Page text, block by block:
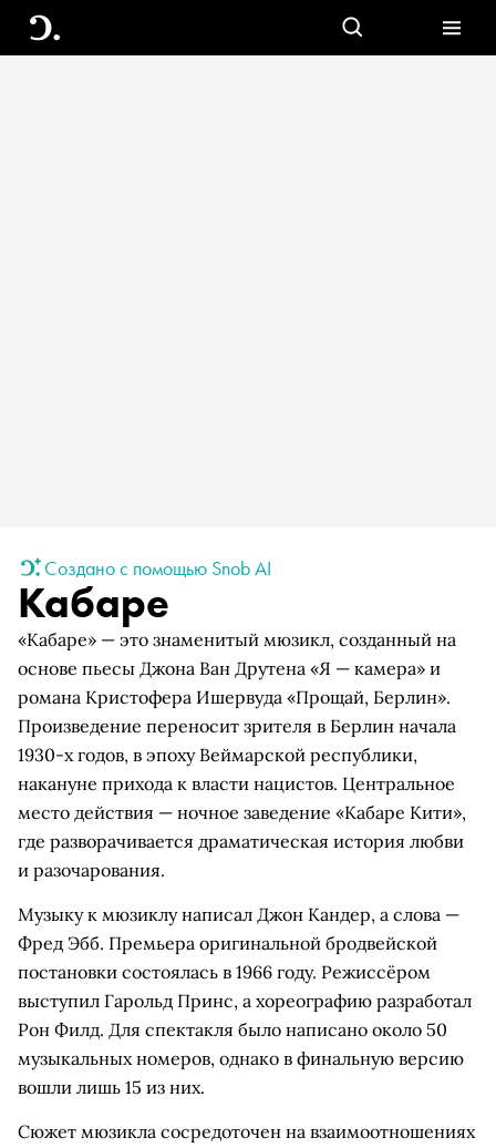
Создано с помощью Snob AI
Кабаре
«Кабаре» — это знаменитый мюзикл, созданный на
основе пьесы Джона Ван Друтена «Я — камера» и
романа Кристофера Ишервуда «Прощай, Берлин».
Произведение переносит зрителя в Берлин начала
1930-х годов, в эпоху Веймарской республики,
накануне прихода к власти нацистов. Центральное
место действия — ночное заведение «Кабаре Кити»,
где разворачивается драматическая история любви
и разочарования.
Музыку к мюзиклу написал Джон Кандер, а слова —
Фред Эбб. Премьера оригинальной бродвейской
постановки состоялась в 1966 году. Режиссёром
выступил Гарольд Принс, а хореографию разработал
Рон Филд. Для спектакля было написано около 50
музыкальных номеров, однако в финальную версию
вошли лишь 15 из них.
Сюжет мюзикла сосредоточен на взаимоотношениях